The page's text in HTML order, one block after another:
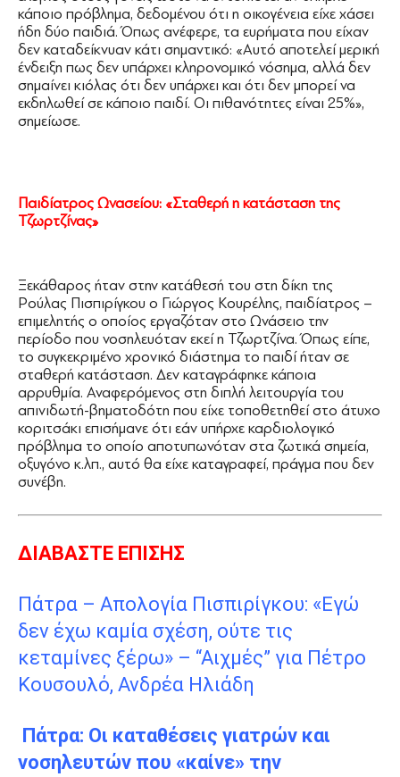
κάποιο πρόβλημα, δεδομένου ότι η οικογένεια είχε χάσει
ήδη δύο παιδιά. Όπως ανέφερε, τα ευρήματα που είχαν
δεν καταδείκνυαν κάτι σημαντικό: «Αυτό αποτελεί μερική
ένδειξη πως δεν υπάρχει κληρονομικό νόσημα, αλλά δεν
σημαίνει κιόλας ότι δεν υπάρχει και ότι δεν μπορεί να
εκδηλωθεί σε κάποιο παιδί. Οι πιθανότητες είναι 25%»,
σημείωσε.
Παιδίατρος Ωνασείου: «Σταθερή η κατάσταση της
Τζωρτζίνας»
Ξεκάθαρος ήταν στην κατάθεσή του στη δίκη της
Ρούλας Πισπιρίγκου ο Γιώργος Κουρέλης, παιδίατρος –
επιμελητής ο οποίος εργαζόταν στο Ωνάσειο την
περίοδο που νοσηλευόταν εκεί η Τζωρτζίνα. Όπως είπε,
το συγκεκριμένο χρονικό διάστημα το παιδί ήταν σε
σταθερή κατάσταση. Δεν καταγράφηκε κάποια
αρρυθμία. Αναφερόμενος στη διπλή λειτουργία του
απινιδωτή-βηματοδότη που είχε τοποθετηθεί στο άτυχο
κοριτσάκι επισήμανε ότι εάν υπήρχε καρδιολογικό
πρόβλημα το οποίο αποτυπωνόταν στα ζωτικά σημεία,
οξυγόνο κ.λπ., αυτό θα είχε καταγραφεί, πράγμα που δεν
συνέβη.
ΔΙΑΒΑΣΤΕ ΕΠΙΣΗΣ
Πάτρα – Απολογία Πισπιρίγκου: «Εγώ
δεν έχω καμία σχέση, ούτε τις
κεταμίνες ξέρω» – “Αιχμές” για Πέτρο
Κουσουλό, Ανδρέα Ηλιάδη
Πάτρα: Οι καταθέσεις γιατρών και
νοσηλευτών που «καίνε» την